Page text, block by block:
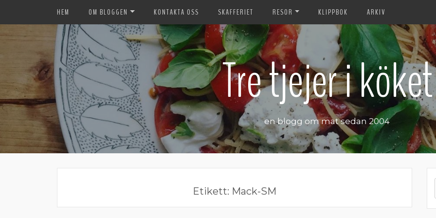
HEM OM BLOGGEN KONTAKTA OSS SKAFFERIET RESOR KLIPPBOK ARKIV
Tre tjejer i köket
en blogg om mat sedan 2004
Etikett: Mack-SM